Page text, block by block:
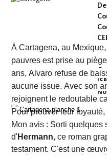
À Cartagena, au
pauvres est prise au
ans, Alvaro refuse de
aucune issue. Avec son
rejoignent le redoutable
Pour prouver leur
reçoivent l'ordre
Alvaro hésite, tremble
finit par obéir. Cela
Mon avis : Sorti quelques
d'Hermann, ce roman
testament. C'est une